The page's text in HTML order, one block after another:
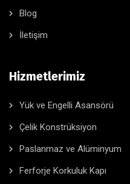
Blog
İletişim
Hizmetlerimiz
Yük ve Engelli Asansörü
Çelik Konstrüksiyon
Paslanmaz ve Alüminyum
Ferforje Korkuluk Kapı